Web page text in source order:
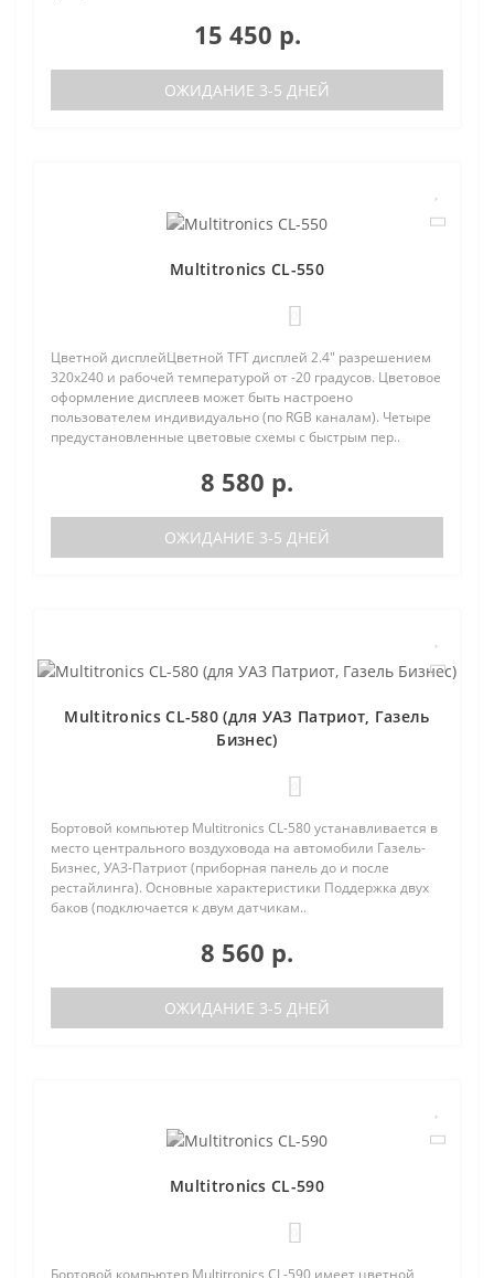
15 450 р.
ОЖИДАНИЕ 3-5 ДНЕЙ
Multitronics CL-550
Цветной дисплейЦветной TFT дисплей 2.4" разрешением
320х240 и рабочей температурой от -20 градусов. Цветовое
оформление дисплеев может быть настроено
пользователем индивидуально (по RGB каналам). Четыре
предустановленные цветовые схемы с быстрым пер..
8 580 р.
ОЖИДАНИЕ 3-5 ДНЕЙ
Multitronics CL-580 (для УАЗ Патриот, Газель
Бизнес)
Бортовой компьютер Multitronics CL-580 устанавливается в
место центрального воздуховода на автомобили Газель-
Бизнес, УАЗ-Патриот (приборная панель до и после
рестайлинга). Основные характеристики Поддержка двух
баков (подключается к двум датчикам..
8 560 р.
ОЖИДАНИЕ 3-5 ДНЕЙ
Multitronics CL-590